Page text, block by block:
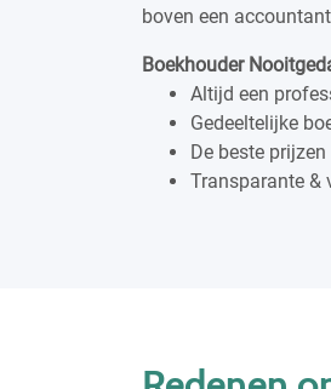
boven een
Boekhouder
Altijd een
Gedeeltelijke
De beste
Transparante &